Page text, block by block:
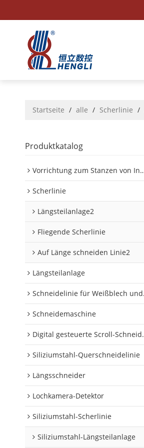
Startseite / alle / Scherlinie /
Produktkatalog
Vorrichtung zum Stanzen von Innen-/Außenplatinen im Automobilbereich
Scherlinie
Längsteilanlage2
Fliegende Scherlinie
Auf Länge schneiden Linie2
Längsteilanlage
Schneidelinie für Weißblech und Aluminiumschnecken
Schneidemaschine
Digital gesteuerte Scroll-Schneidelinie
Siliziumstahl-Querschneidelinie
Längsschneider
Lochkamera-Detektor
Siliziumstahl-Scherlinie
Siliziumstahl-Längsteilanlage